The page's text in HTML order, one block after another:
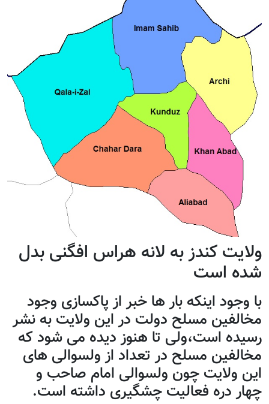
ولایت کندز به لانه هراس افگنی بدل
شده است
با وجود اینکه بار ها خبر از پاکسازی وجود
مخالفین مسلح دولت در این ولایت به نشر
رسیده است،ولی تا هنوز دیده می شود که
مخالفین مسلح در تعداد از ولسوالی های
این ولایت چون ولسوالی امام صاحب و
چهار دره فعالیت چشگیری داشته است.